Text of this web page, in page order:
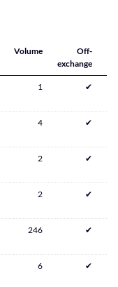
Volume
Off-
exchange
1 ✔
4 ✔
2 ✔
2 ✔
246 ✔
6 ✔